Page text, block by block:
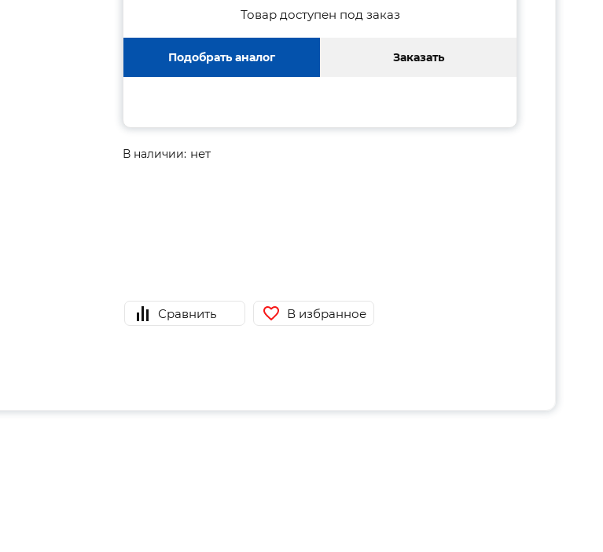
Товар доступен под заказ
Подобрать аналог Заказать
В наличии: нет
Сравнить В избранное